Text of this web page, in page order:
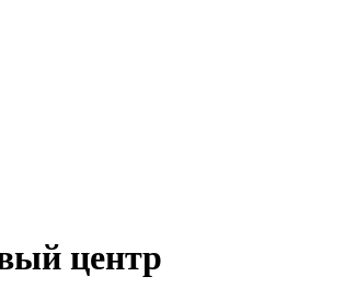
центр